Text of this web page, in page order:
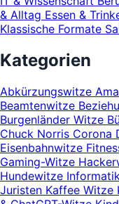
& Alltag Essen &
Klassische Formate
Kategorien
Abkürzungswitze
Beamtenwitze
Burgenländer Witze
Chuck Norris Corona
Eisenbahnwitze
Gaming-Witze
Hundewitze
Juristen Kaffee Witze